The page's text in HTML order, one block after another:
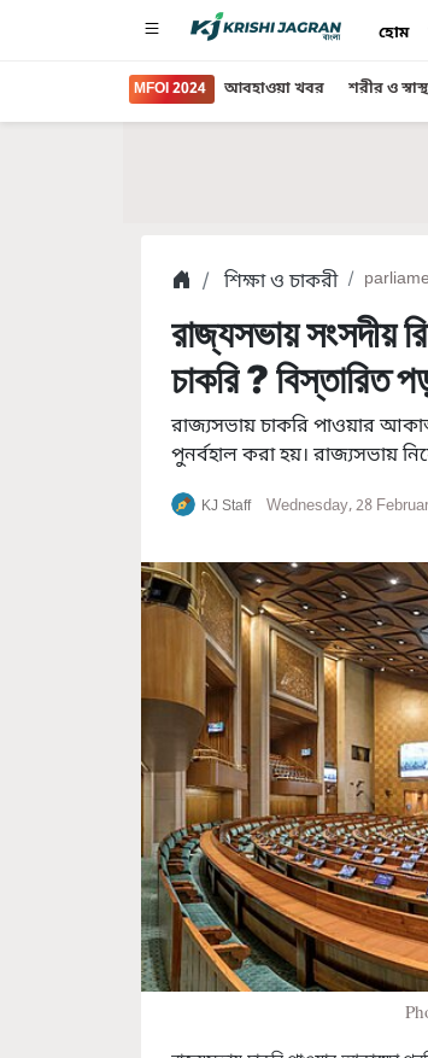
হোম
MFOI 2024 আবহাওয়া খবর শরীর ও
শিক্ষা ও চাকরী
রাজ্যসভায় সংসদীয়
চাকরি ? বিস্তারিত
রাজ্যসভায় চাকরি পাওয়ার
পুনর্বহাল করা হয়। রাজ্যসভায়
KJ Staff Wednesday, 28